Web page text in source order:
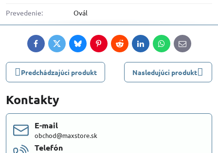
Prevedenie: Ovál
FacebookTwitterBlueskyPinterestRedditLinkedInWhatsApp
E-
mail
Predchádzajúci produkt Nasledujúci produkt
Kontakty
E-mail
obchod@maxstore.sk
Telefón